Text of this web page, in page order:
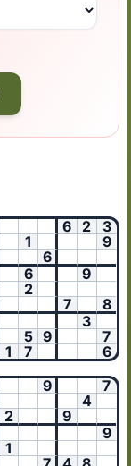
6 2
3
1
9
6
6
9
2
7
8
3
5 9
7
1
7
6
9
7
4
2
9
9
1